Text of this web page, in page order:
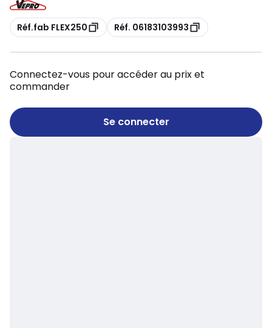
Copie
Réf.fab FLEX250 Copie
Réf. 06183103993
Connectez-vous pour accéder au prix et
commander
Se connecter